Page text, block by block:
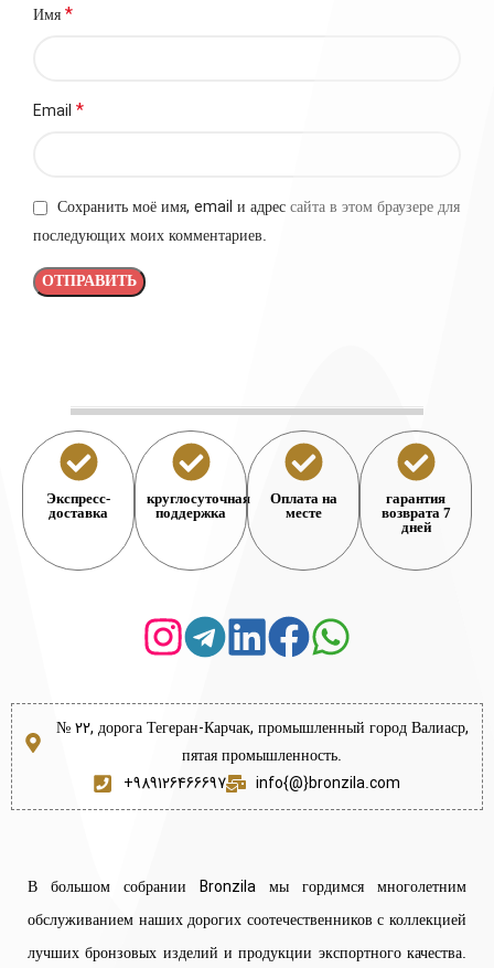
Имя*
Email *
Сохранить моё имя, email и адрес сайта в этом браузере для
последующих моих комментариев.
Экспресс-
доставка
круглосуточная
поддержка
Оплата на
месте
гарантия
возврата 7
дней
№ 22, дорога Тегеран-Карчак, промышленный город Валиаср,
пятая промышленность.
+989126466697
info{@}bronzila.com
В большом собрании Bronzila мы гордимся многолетним
обслуживанием наших дорогих соотечественников с коллекцией
лучших бронзовых изделий и продукции экспортного качества.